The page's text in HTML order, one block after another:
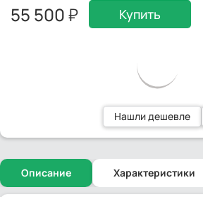
55 500 Купить
Нашли дешевле
Описание Характеристики